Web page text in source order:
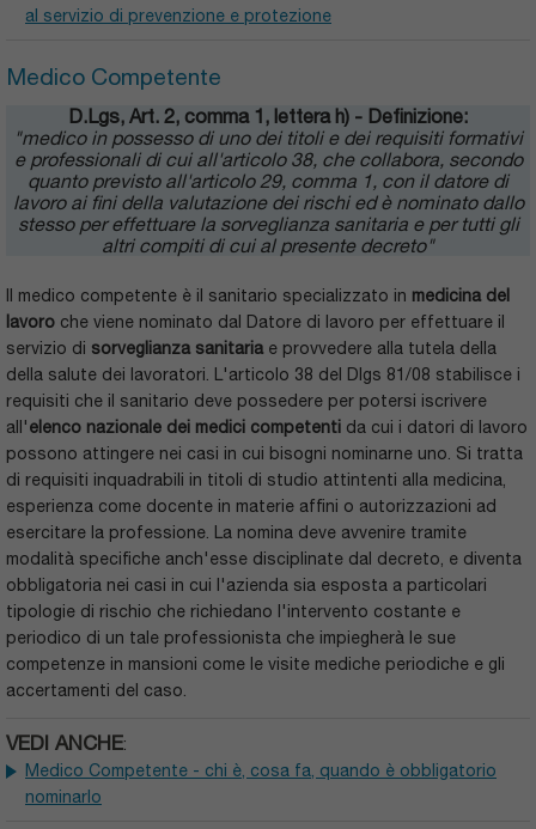
al servizio di prevenzione e protezione
Medico Competente
D.Lgs, Art. 2, comma 1, lettera h) - Definizione:
"medico in possesso di uno dei titoli e dei requisiti formativi
e professionali di cui all'articolo 38, che collabora, secondo
quanto previsto all'articolo 29, comma 1, con il datore di
lavoro ai fini della valutazione dei rischi ed è nominato dallo
stesso per effettuare la sorveglianza sanitaria e per tutti gli
altri compiti di cui al presente decreto"
Il medico competente è il sanitario specializzato in medicina del
lavoro che viene nominato dal Datore di lavoro per effettuare il
servizio di sorveglianza sanitariae provvedere alla tutela della
della salute dei lavoratori. L'articolo 38 del Dlgs 81/08 stabilisce i
requisiti che il sanitario deve possedere per potersi iscrivere
all'elenco nazionale dei medici competenti da cui i datori di lavoro
possono attingere nei casi in cui bisogni nominarne uno. Si tratta
di requisiti inquadrabili in titoli di studio attintenti alla medicina,
esperienza come docente in materie affini o autorizzazioni ad
esercitare la professione. La nomina deve avvenire tramite
modalità specifiche anch'esse disciplinate dal decreto, e diventa
obbligatoria nei casi in cui l'azienda sia esposta a particolari
tipologie di rischio che richiedano l'intervento costante e
periodico di un tale professionista che impiegherà le sue
competenze in mansioni come le visite mediche periodiche e gli
accertamenti del caso.
VEDI ANCHE:
Medico Competente - chi è, cosa fa, quando è obbligatorio
nominarlo